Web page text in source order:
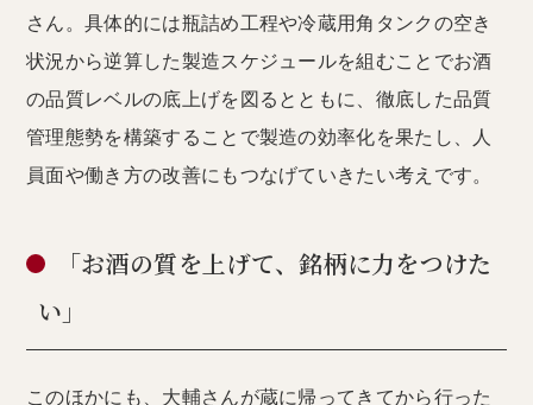
さん。具体的には瓶詰め工程や冷蔵用角タンクの空き
状況から逆算した製造スケジュールを組むことでお酒
の品質レベルの底上げを図るとともに、徹底した品質
管理態勢を構築することで製造の効率化を果たし、人
員面や働き方の改善にもつなげていきたい考えです。
「お酒の質を上げて、銘柄に力をつけた
い」
このほかにも、大輔さんが蔵に帰ってきてから行った